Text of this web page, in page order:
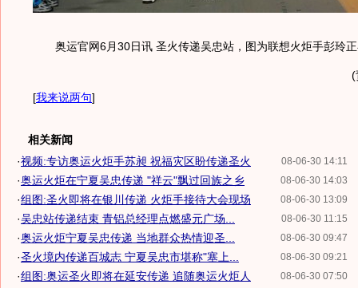
奥运官网6月30日讯 圣火传递吴忠站，图为联想火炬手彭玲
(
[我来说两句]
相关新闻
08-06-30 14:11
·视频:专访奥运火炬手苏昶 祝福灾区盼传递圣火
08-06-30 14:03
·奥运火炬在宁夏吴忠传递 "祥云"飘过回族之乡
08-06-30 13:09
·组图:圣火即将在银川传递 火炬手接待大会现场
08-06-30 11:15
·吴忠站传递结束 青铝总经理点燃盛元广场...
08-06-30 09:47
·奥运火炬宁夏吴忠传递 当地群众热情迎圣...
08-06-30 09:21
·圣火境内传递百城志 宁夏吴忠市堪称"塞上...
08-06-30 07:50
·组图:奥运圣火即将在延安传递 追随奥运火炬人